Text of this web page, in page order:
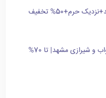
حرم+50% تخفیف
اجاره و لیست سوئیت ها در خیابان نواب و شیرازی مشهد| تا 70%